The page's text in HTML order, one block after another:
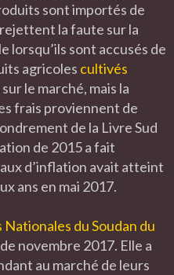
sont importés de
la faute sur la
lorsqu’ils sont accusés de
agricoles cultivés
le marché, mais la
frais proviennent de
de la Livre Sud
de 2015 a fait
d’inflation avait atteint
ans en mai 2017.
du Soudan du
novembre 2017. Elle a
au marché de leurs